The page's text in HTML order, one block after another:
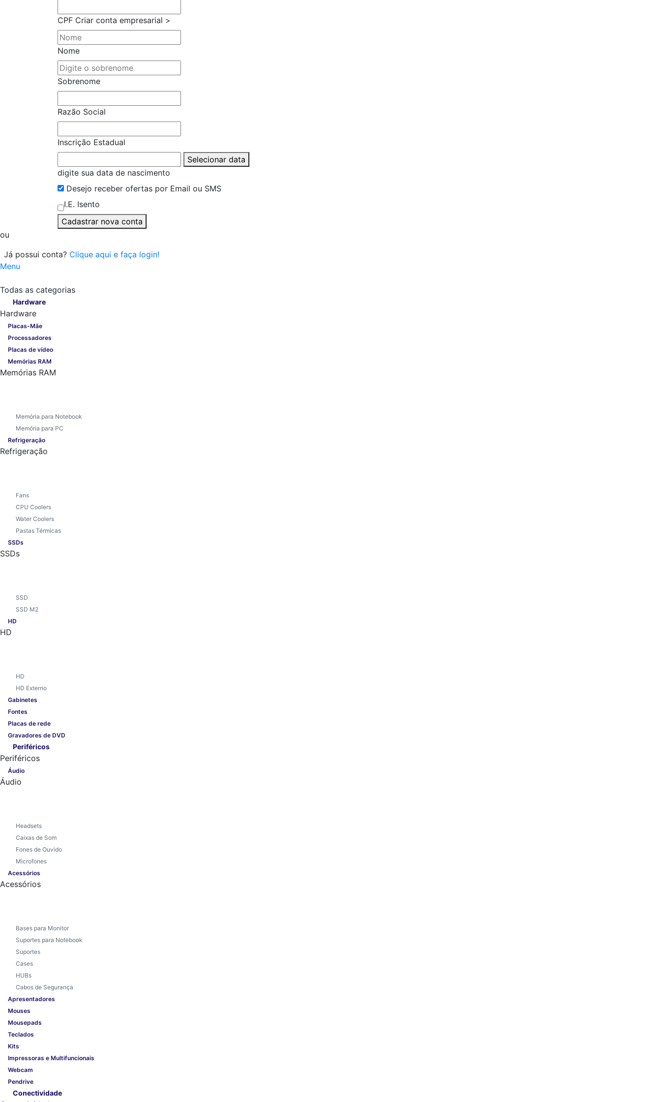
CPF Criar conta empresarial >
Nome
Sobrenome
Razão Social
Inscrição Estadual
Selecionar data
digite sua data de nascimento
Desejo receber ofertas por Email ou SMS
I.E. Isento
Cadastrar nova conta
ou
Já possui conta? Clique aqui e faça login!
Menu
Todas as categorias
Hardware
Hardware
Placas-Mãe
Processadores
Placas de vídeo
Memórias RAM
Memórias RAM
Memória para Notebook
Memória para PC
Refrigeração
Refrigeração
Fans
CPU Coolers
Water Coolers
Pastas Térmicas
SSDs
SSDs
SSD
SSD M2
HD
HD
HD
HD Externo
Gabinetes
Fontes
Placas de rede
Gravadores de DVD
Periféricos
Periféricos
Áudio
Áudio
Headsets
Caixas de Som
Fones de Ouvido
Microfones
Acessórios
Acessórios
Bases para Monitor
Suportes para Notebook
Suportes
Cases
HUBs
Cabos de Segurança
Apresentadores
Mouses
Mousepads
Teclados
Kits
Impressoras e Multifuncionais
Webcam
Pendrive
Conectividade